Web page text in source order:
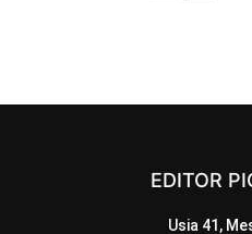
EDITOR
Usia 41,